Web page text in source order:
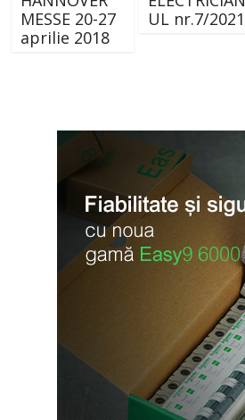
MESSE 20-27
aprilie 2018
UL nr.7/2021